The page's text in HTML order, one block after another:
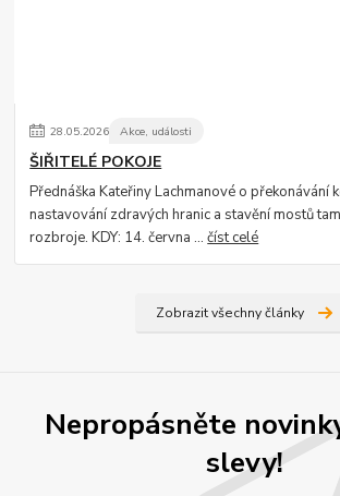
28.05.2026 Akce, události
ŠIŘITELÉ POKOJE
Přednáška Kateřiny Lachmanové o překonávání
nastavování zdravých hranic a stavění mostů
rozbroje. KDY: 14. června ...číst celé
Zobrazit všechny články
Nepropásněte
slevy!